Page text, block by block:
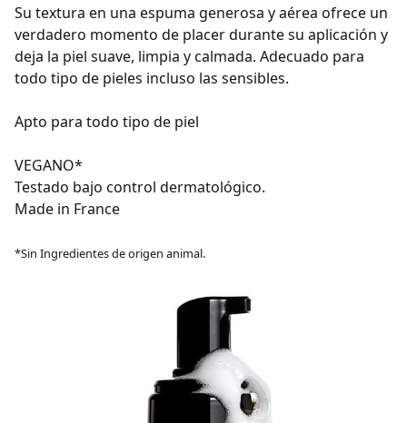
Su textura en una espuma generosa y aérea ofrece un
verdadero momento de placer durante su aplicación y
deja la piel suave, limpia y calmada. Adecuado para
todo tipo de pieles incluso las sensibles.
Apto para todo tipo de piel
VEGANO*
Testado bajo control dermatológico.
Made in France
*Sin Ingredientes de origen animal.